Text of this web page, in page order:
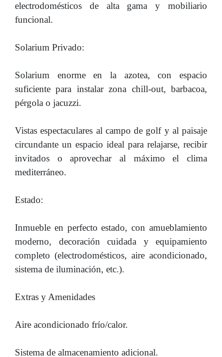
electrodomésticos de alta gama y mobiliario
funcional.
Solarium Privado:
Solarium enorme en la azotea, con espacio
suficiente para instalar zona chill-out, barbacoa,
pérgola o jacuzzi.
Vistas espectaculares al campo de golf y al paisaje
circundante un espacio ideal para relajarse, recibir
invitados o aprovechar al máximo el clima
mediterráneo.
Estado:
Inmueble en perfecto estado, con amueblamiento
moderno, decoración cuidada y equipamiento
completo (electrodomésticos, aire acondicionado,
sistema de iluminación, etc.).
Extras y Amenidades
Aire acondicionado frío/calor.
Sistema de almacenamiento adicional.